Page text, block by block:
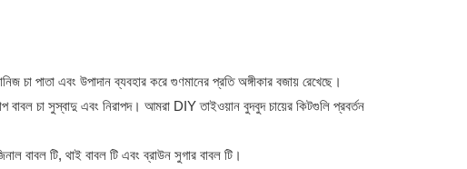
পাতা এবং উপাদান ব্যবহার করে গুণমানের প্রতি অঙ্গীকার বজায় রেখেছে।
চা সুস্বাদু এবং নিরাপদ। আমরা DIY তাইওয়ান বুদবুদ চায়ের কিটগুলি প্রবর্তন
বাবল টি, থাই বাবল টি এবং ব্রাউন সুগার বাবল টি।